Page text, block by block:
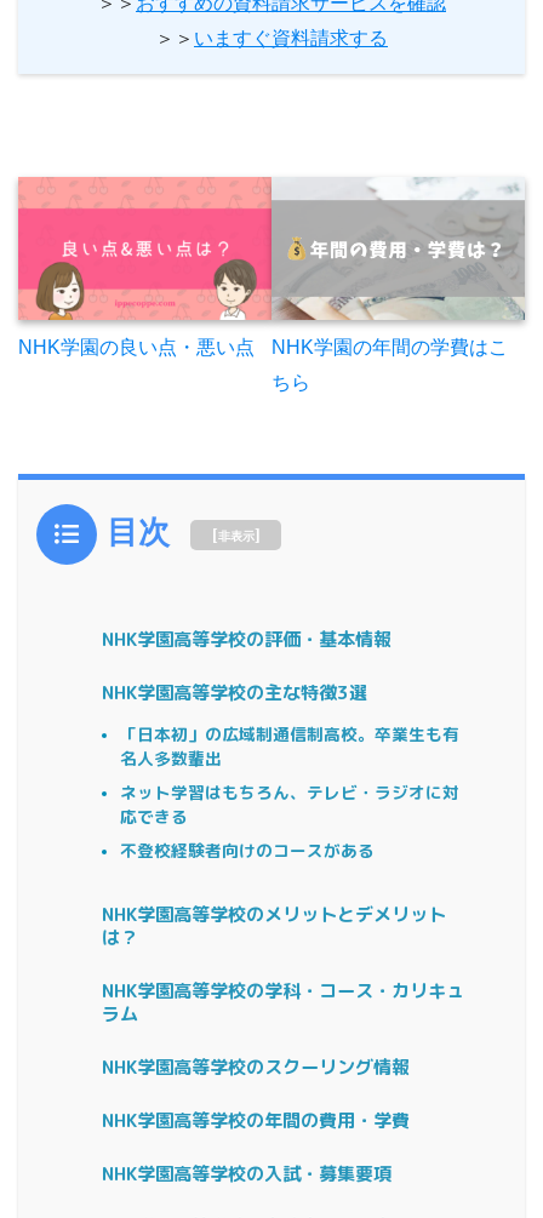
＞＞ いますぐ資料請求する
NHK学園の良い点・悪い点
NHK学園の年間の学費はこ
ちら
目次 [非表示]
NHK学園高等学校の評価・基本情報
NHK学園高等学校の主な特徴3選
「日本初」の広域制通信制高校。卒業生も有
名人多数輩出
ネット学習はもちろん、テレビ・ラジオに対
応できる
不登校経験者向けのコースがある
NHK学園高等学校のメリットとデメリット
は？
NHK学園高等学校の学科・コース・カリキュ
ラム
NHK学園高等学校のスクーリング情報
NHK学園高等学校の年間の費用・学費
NHK学園高等学校の入試・募集要項